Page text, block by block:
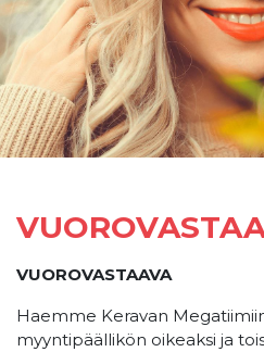
VUOROVASTAAVA
Haemme Keravan
myyntipäällikön oikeaksi ja